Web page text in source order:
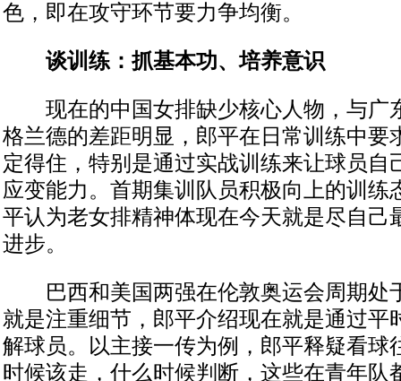
色，即在攻守环节要力争均衡。
谈训练：抓基本功、培养意识
现在的中国女排缺少核心人物，与广
格兰德的差距明显，郎平在日常训练中要
定得住，特别是通过实战训练来让球员自
应变能力。首期集训队员积极向上的训练
平认为老女排精神体现在今天就是尽自己
进步。
巴西和美国两强在伦敦奥运会周期处
就是注重细节，郎平介绍现在就是通过平
解球员。以主接一传为例，郎平释疑看球
时候该走，什么时候判断，这些在青年队